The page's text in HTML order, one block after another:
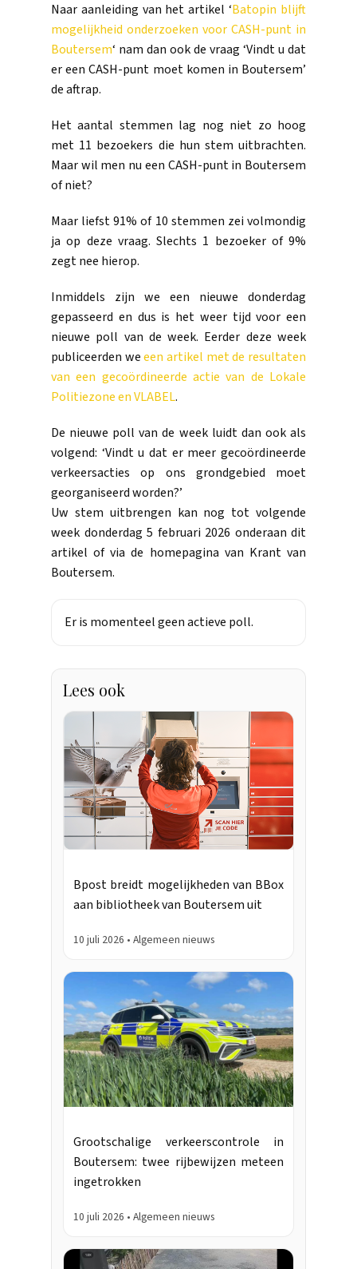
Naar aanleiding van het artikel ‘Batopin blijft
mogelijkheid onderzoeken voor CASH-punt in
Boutersem‘ nam dan ook de vraag ‘Vindt u dat
er een CASH-punt moet komen in Boutersem’
de aftrap.
Het aantal stemmen lag nog niet zo hoog
met 11 bezoekers die hun stem uitbrachten.
Maar wil men nu een CASH-punt in Boutersem
of niet?
Maar liefst 91% of 10 stemmen zei volmondig
ja op deze vraag. Slechts 1 bezoeker of 9%
zegt nee hierop.
Inmiddels zijn we een nieuwe donderdag
gepasseerd en dus is het weer tijd voor een
nieuwe poll van de week. Eerder deze week
publiceerden weeen artikel met de resultaten
van een gecoördineerde actie van de Lokale
Politiezone en VLABEL.
De nieuwe poll van de week luidt dan ook als
volgend: ‘Vindt u dat er meer gecoördineerde
verkeersacties op ons grondgebied moet
georganiseerd worden?’
Uw stem uitbrengen kan nog tot volgende
week donderdag 5 februari 2026 onderaan dit
artikel of via de homepagina van Krant van
Boutersem.
Er is momenteel geen actieve poll.
Lees ook
Bpost breidt mogelijkheden van BBox
aan bibliotheek van Boutersem uit
10 juli 2026 • Algemeen nieuws
Grootschalige verkeerscontrole in
Boutersem: twee rijbewijzen meteen
ingetrokken
10 juli 2026 • Algemeen nieuws